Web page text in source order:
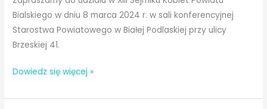
2025
r.
(GALERIA
Bialskiego w dniu 8 marca 2024 r. w sali konferencyjnej
Starostwa Powiatowego w Białej Podlaskiej przy ulicy
Brzeskiej 41.
XIII
Kobiet
Dowiedz się więcej »